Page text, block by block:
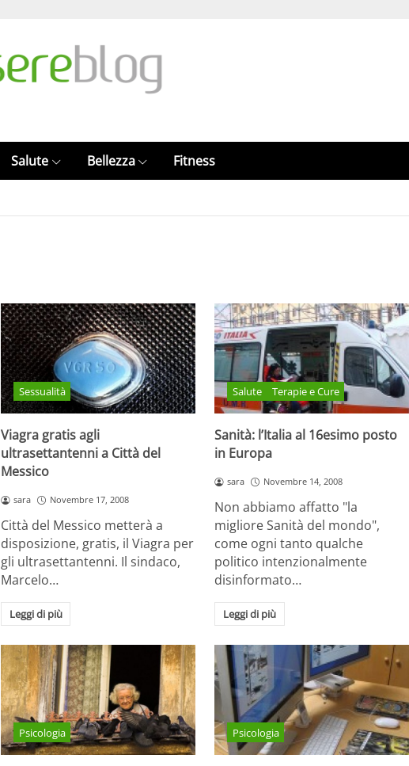
Salute Bellezza Fitness
Sessualità
Viagra gratis agli
ultrasettantenni a Città del
Messico
sara Novembre 17, 2008
Città del Messico metterà a
disposizione, gratis, il Viagra per
gli ultrasettantenni. Il sindaco,
Marcelo…
Leggi di più
Salute Terapie e Cure
Sanità: l’Italia al 16esimo posto
in Europa
sara Novembre 14, 2008
Non abbiamo affatto "la
migliore Sanità del mondo",
come ogni tanto qualche
politico intenzionalmente
disinformato…
Leggi di più
Psicologia Psicologia